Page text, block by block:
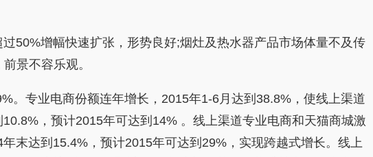
增幅快速扩张，形势良好;烟灶及热水器产品市场体量不及传
景不容乐观。
专业电商份额连年增长，2015年1-6月达到38.8%，使线上渠道
，预计2015年可达到14% 。线上渠道专业电商和天猫商城激
末达到15.4%，预计2015年可达到29%，实现跨越式增长。线上